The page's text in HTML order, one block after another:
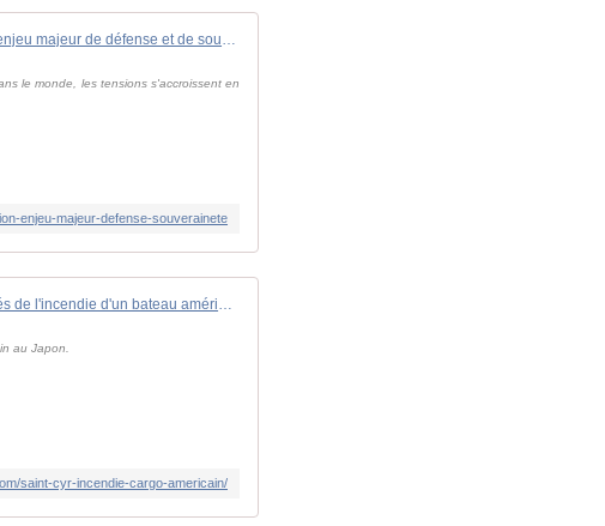
[Décryptage] : l'innovation, un enjeu majeur de défense et de souveraineté
le monde, les tensions s'accroissent en
enjeu-majeur-defense-souverainete
Des élèves de Saint-Cyr suspectés de l'incendie d'un bateau américain
au Japon.
saint-cyr-incendie-cargo-americain/